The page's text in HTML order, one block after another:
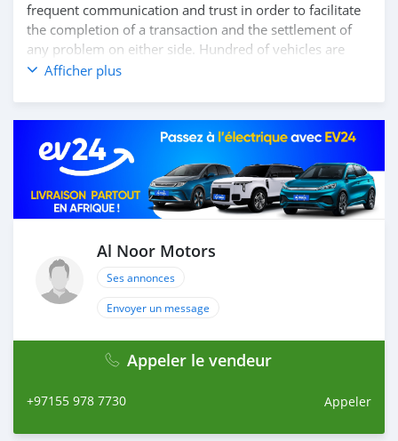
frequent communication and trust in order to facilitate
the completion of a transaction and the settlement of
any problem on either side. Hundred of vehicles are
available for the customer to purchase online from Al
different models of cars and you can be assured that
you will find the best quality cars here at a good
bargain. If you wish to visit any of our companies
around globe to purchase directly, FOB or CIF rates can
also be negotiated upon request. All the prices are
negotiable and all inquiries are welcome.
We provide all logistics services to ensure that you get
your dream cars delivered to your doorstep i
Afficher plus
Al Noor Motors
Ses annonces
Envoyer un message
Appeler le vendeur
+97155 978 7730 Appeler